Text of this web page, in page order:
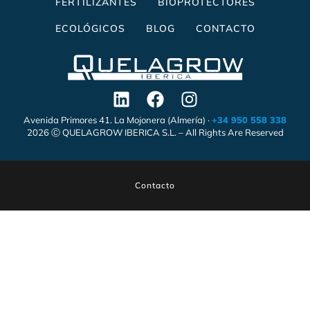
ECOLÓGICOS BLOG CONTACTO
Avenida Primores 41. La Mojonera (Almería) ·+34 950 558 338
2026 Ⓒ QUELAGROW IBERICA S.L. – All Rights Are Reserved
Contacto